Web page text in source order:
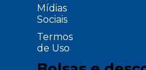
Mídias
Sociais
Termos
de Uso